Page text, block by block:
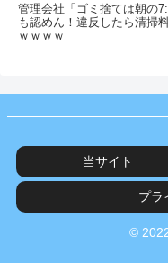
管理会社「ゴミ捨ては朝の
も認めん！違反したら清掃
ｗｗｗｗ
当サイト
プラ
©